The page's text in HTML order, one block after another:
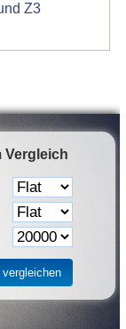
Z3
Vergleich